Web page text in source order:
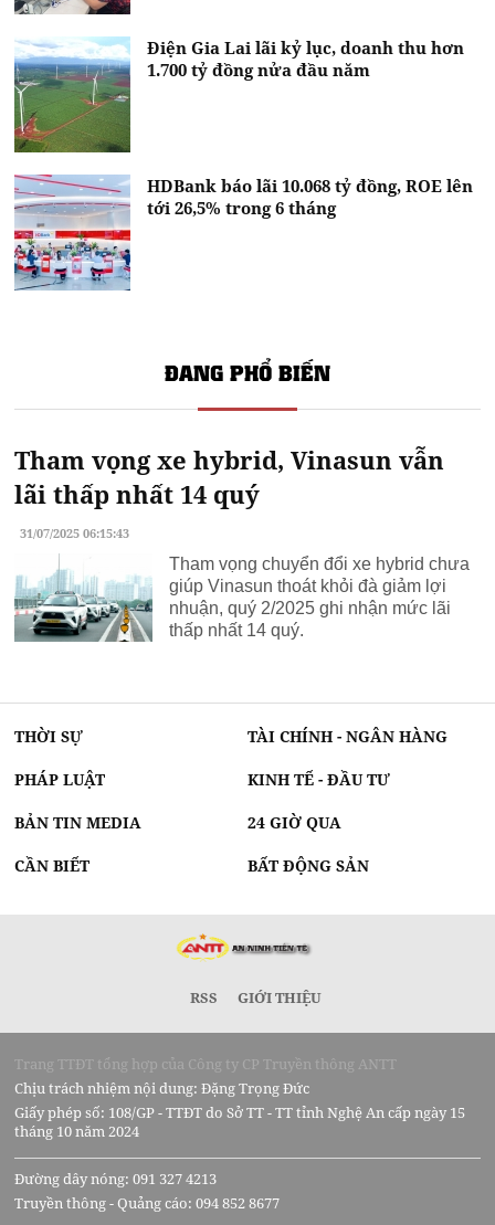
Điện Gia Lai lãi kỷ lục, doanh thu hơn
1.700 tỷ đồng nửa đầu năm
HDBank báo lãi 10.068 tỷ đồng, ROE lên
tới 26,5% trong 6 tháng
ĐANG PHỔ BIẾN
Tham vọng xe hybrid, Vinasun vẫn
lãi thấp nhất 14 quý
31/07/2025 06:15:43
Tham vọng chuyển đổi xe hybrid chưa
giúp Vinasun thoát khỏi đà giảm lợi
nhuận, quý 2/2025 ghi nhận mức lãi
thấp nhất 14 quý.
THỜI SỰ TÀI CHÍNH - NGÂN HÀNG
PHÁP LUẬT KINH TẾ - ĐẦU TƯ
BẢN TIN MEDIA 24 GIỜ QUA
CẦN BIẾT BẤT ĐỘNG SẢN
RSS GIỚI THIỆU
Trang TTĐT tổng hợp của Công ty CP Truyền thông ANTT
Chịu trách nhiệm nội dung: Đặng Trọng Đức
Giấy phép số: 108/GP - TTĐT do Sở TT - TT tỉnh Nghệ An cấp ngày 15
tháng 10 năm 2024
Đường dây nóng: 091 327 4213
Truyền thông - Quảng cáo: 094 852 8677